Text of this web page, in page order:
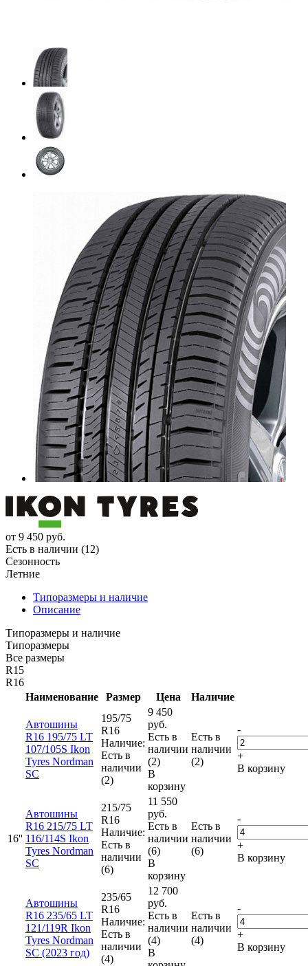
от 9 450 руб.
Есть в наличии (12)
Сезонность
Летние
Типоразмеры и наличие
Описание
Типоразмеры и наличие
Типоразмеры
Все размеры
R15
R16
Наименование
Размер Цена Наличие
16''
Автошины
R16 195/75 LT
107/105S Ikon
Tyres Nordman
SC
195/75
R16
Наличие:
Есть в
наличии
(2)
9 450
руб.
Есть в
наличии
(2)
В
корзину
Есть в
наличии
(2)
-
+
В корзину
Автошины
R16 215/75 LT
116/114S Ikon
Tyres Nordman
SC
215/75
R16
Наличие:
Есть в
наличии
(6)
11 550
руб.
Есть в
наличии
(6)
В
корзину
Есть в
наличии
(6)
-
+
В корзину
Автошины
R16 235/65 LT
121/119R Ikon
Tyres Nordman
SC (2023 год)
235/65
R16
Наличие:
Есть в
наличии
(4)
12 700
руб.
Есть в
наличии
(4)
В
Есть в
наличии
(4)
-
+
В корзину